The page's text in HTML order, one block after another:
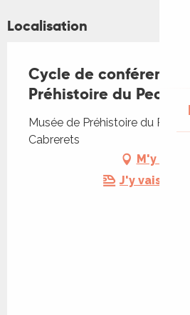
Localisation
Cycle de
Préhistoire du Pech-
Musée de Préhistoire du Pech-
Cabrerets
M'y
J'y vais en